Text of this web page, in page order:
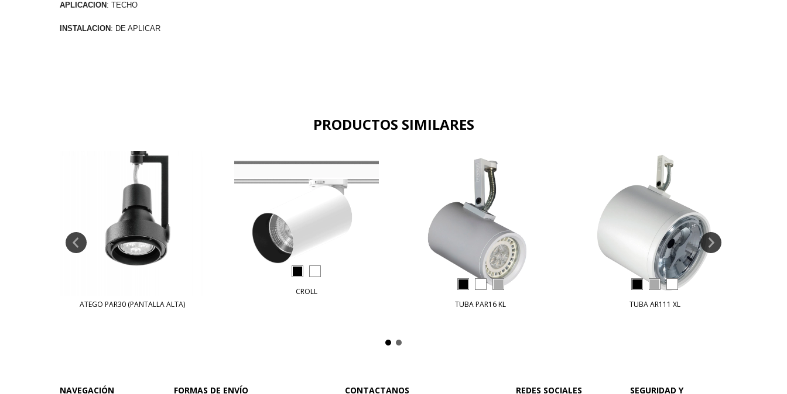
APLICACION : TECHO
INSTALACION : DE APLICAR
PRODUCTOS SIMILARES
ATEGO PAR30 (PANTALLA ALTA)
CROLL
TUBA PAR16 KL
TUBA AR111 XL
NAVEGACIÓN FORMAS DE ENVÍO CONTACTANOS REDES SOCIALES SEGURIDAD Y